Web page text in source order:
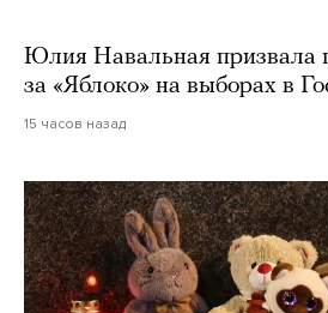
Юлия Навальная призвала
за «Яблоко» на выборах в
15 часов назад